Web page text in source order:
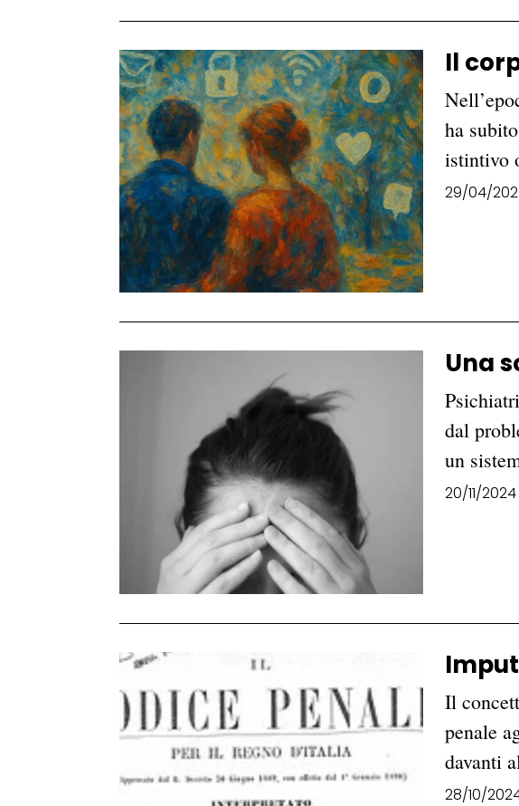
Il
ha
istintivo
29/04/
Una
dal
un
20/11/2024
Il
penale
davanti
28/10/